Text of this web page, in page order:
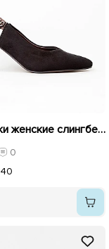
Босоножки женские слингбеки 595768 Черно-шоколадные
0
40